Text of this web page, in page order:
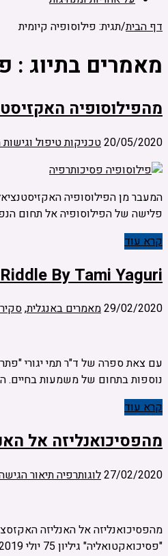
דף הבית/תגית: פילוסופיה קיומית
מאמרים בתיוג :
מהפילוסופיה
20/05/2020טכניקות טיפול
המעבר מן הפילוסופיה
פלישה של הפילוסופיה אל תחום
קרא עוד
By Tami Yaguri
29/02/2020מאמרים באנגלית,
נוספות בתחום של משמעות בחיים.
קרא עוד
מהפסיכואנליזה אל
27/02/2020לוגותרפיה תיאור
מהפסיכואנליזה אל האנליזה
"פסיכואקטואליה" גיליון 75 יולי 2019 , ומובא כאן באישור כותבי המאמר לקריאת המאמר – לחץ כאן (קובץ PDF) תמונת הפוסט לקוחה מעמוד השער של …